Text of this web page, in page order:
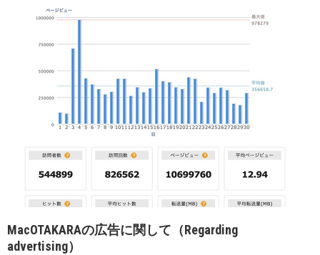
MacOTAKARAの広告に関して（Regarding
advertising）